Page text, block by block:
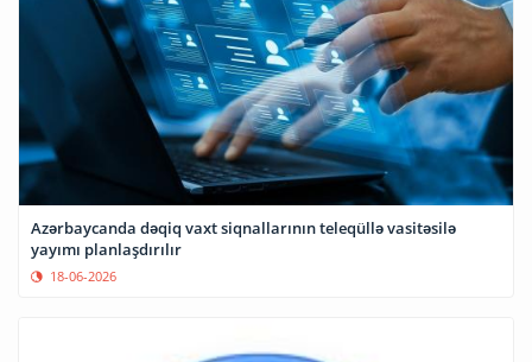
Azərbaycanda dəqiq vaxt siqnallarının teleqüllə vasitəsilə
yayımı planlaşdırılır
18-06-2026